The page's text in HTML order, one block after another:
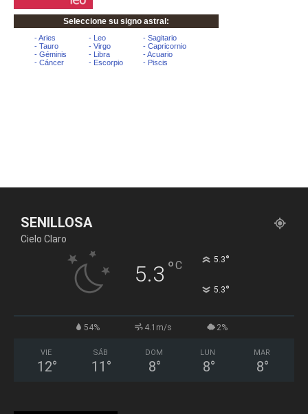
SENILLOSA
Cielo Claro
5.3 °C 5.3°
5.3°
54% 4.1m/s 2%
VIE
12°
SÁB
11 °
DOM
8°
LUN
8°
MAR
8°